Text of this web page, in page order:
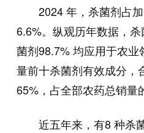
2024 年，杀菌剂占
6.6%。纵观历年数据，
菌剂98.7% 均应用于农
量前十杀菌剂有效成分，
65%，占全部农药总销量
近五年来，有8 种杀